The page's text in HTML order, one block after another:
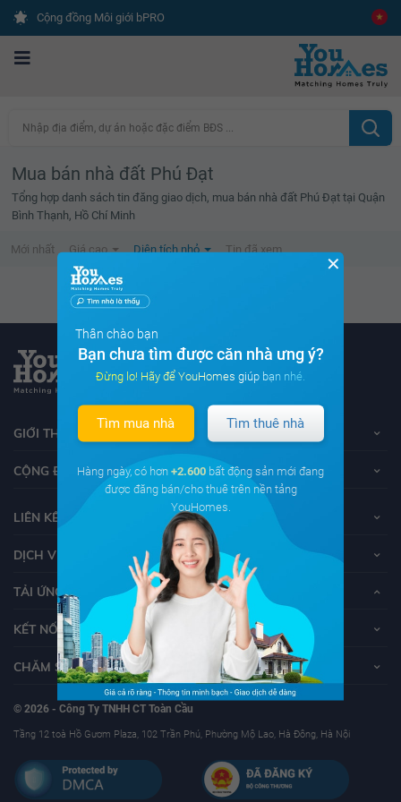
Cộng đồng Môi giới bPRO
Nhập địa điểm, dự án hoặc đặc điểm BĐS ...
Mua bán nhà đất Phú Đạt
Tổng hợp danh sách tin đăng giao dịch, mua bán nhà đất Phú Đạt tại Quận
Bình Thạnh, Hồ Chí Minh
Mới nhất Giá cao Diện tích nhỏ Tin đã xem
Không tìm thấy tin bất động sản nào
GIỚI THIỆU VỀ YOUHOMES
CỘNG ĐỒNG YOUHOMERS
LIÊN KẾT
DỊCH VỤ KHÁCH HÀNG
TẢI ỨNG DỤNG YOUHOMES
KẾT NỐI VỚI YOUHOMES
CHĂM SÓC KHÁCH HÀNG
© 2026 - Công Ty TNHH CT Toàn Cầu
Tầng 12 toà Hồ Gươm Plaza, 102 Trần Phú, Phường Mộ Lao, Hà Đông, Hà Nội
✕
Thân chào bạn
Bạn chưa tìm được căn nhà ưng ý?
Đừng lo! Hãy để YouHomes giúp bạn nhé.
Tìm mua nhà Tìm thuê nhà
Hàng ngày, có hơn +2.600 bất động sản mới đang
được đăng bán/cho thuê trên nền tảng
YouHomes.